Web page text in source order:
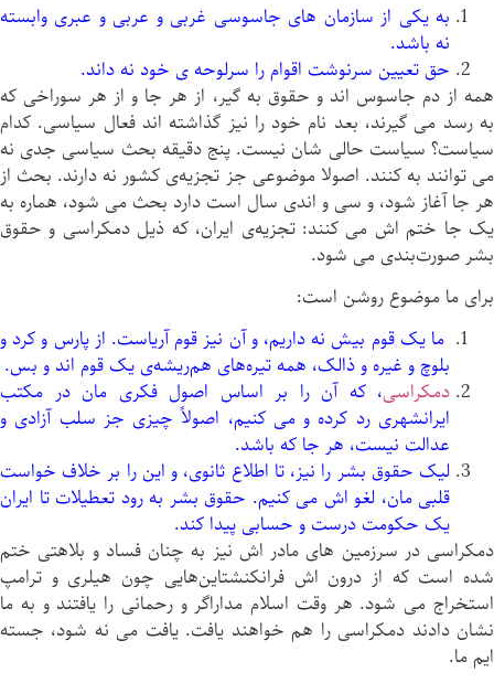
به یکی از سازمان های جاسوسی غربی و عربی و عبری وابسته
نه باشد.
حق تعیین سرنوشت اقوام را سرلوحه ی خود نه داند.
همه از دم جاسوس اند و حقوق به گیر، از هر جا و از هر سوراخی که
به رسد می گیرند، بعد نام خود را نیز گذاشته اند فعال سیاسی. کدام
سیاست؟ سیاست حالی شان نیست. پنج دقیقه بحث سیاسی جدی نه
می توانند به کنند. اصولا موضوعی جز تجزیه‌ی کشور نه دارند. بحث از
هر جا آغاز شود، و سی و اندی سال است دارد بحث می شود، هماره به
یک جا ختم اش می کنند: تجزیه‌ی ایران، که ذیل دمکراسی و حقوق
بشر صورت‌بندی می شود.
برای ما موضوع روشن است:
ما یک قوم بیش نه داریم، و آن نیز قوم آریاست. از پارس و کرد و
بلوچ و غیره و ذالک، همه تیره‌های هم‌ریشه‌ی یک قوم اند و بس.
دمکراسی، که آن را بر اساس اصول فکری مان در مکتب
ایرانشهری رد کرده و می کنیم، اصولاً چیزی جز سلب آزادی و
عدالت نیست، هر جا که باشد.
لیک حقوق بشر را نیز، تا اطلاع ثانوی، و این را بر خلاف خواست
قلبی مان، لغو اش می کنیم. حقوق بشر به رود تعطیلات تا ایران
یک حکومت درست و حسابی پیدا کند.
دمکراسی در سرزمین های مادر اش نیز به چنان فساد و بلاهتی ختم
شده است که از درون اش فرانکنشتاین‌هایی چون هیلری و ترامپ
استخراج می شود. هر وقت اسلام مداراگر و رحمانی را یافتند و به ما
نشان دادند دمکراسی را هم خواهند یافت. یافت می نه شود، جسته
ایم ما.